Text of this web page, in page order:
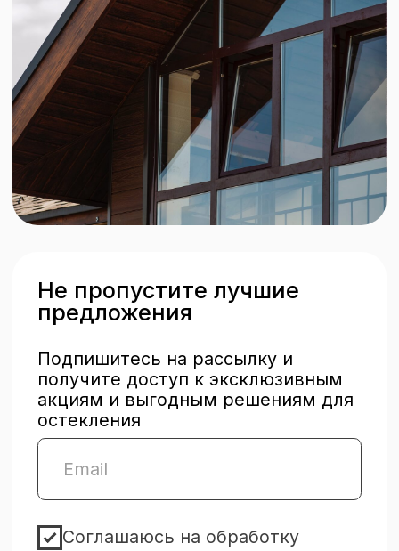
Оставьте заявку
на бесплатный замер
прямо сейчас
Мы перезвоним в течение 15 минут
Прикрепить фото объекта или
проект
Add file
Ознакомлен(а) с политикой
обработки персональных
данныхи даюсогласие на